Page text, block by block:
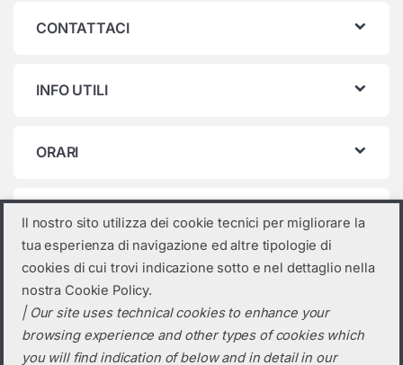
CONTATTACI
INFO UTILI
ORARI
Categorie prodotto
Seleziona una categoria
Il nostro sito utilizza dei cookie tecnici per migliorare la
tua esperienza di navigazione ed altre tipologie di
cookies di cui trovi indicazione sotto e nel dettaglio nella
nostra Cookie Policy.
| Our site uses technical cookies to enhance your
browsing experience and other types of cookies which
you will find indication of below and in detail in our